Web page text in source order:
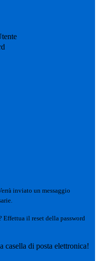
inviato un messaggio
Effettua il reset della password
casella di posta elettronica!